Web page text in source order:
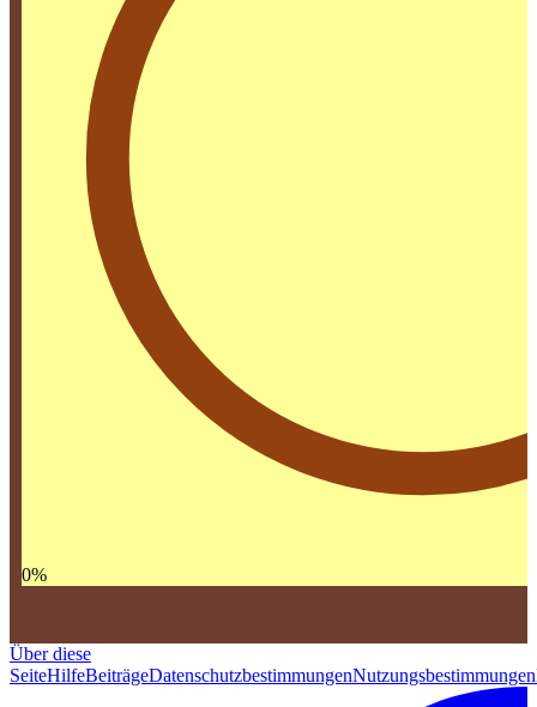
0%
Über diese
SeiteHilfeBeiträgeDatenschutzbestimmungenNutzungsbestimmungen